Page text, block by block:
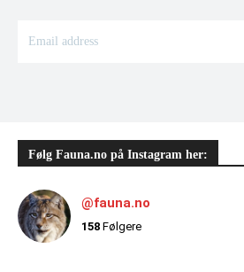
Følg Fauna.no på Instagram her:
@fauna.no
158 Følgere